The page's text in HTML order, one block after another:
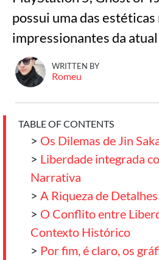
possui uma das estéticas
impressionantes da
WRITTEN BY
Romeu
TABLE OF CONTENTS
> Os Dilemas de Jin
> Liberdade integrada
Narrativa
> A Riqueza de Detalhes
> O Conflito entre
Contexto Histórico
> Por fim, é claro, os